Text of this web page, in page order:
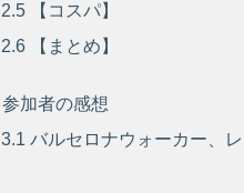
2.5 【コスパ】
2.6 【まとめ】
参加者の感想
3.1 バルセロナウォーカー、